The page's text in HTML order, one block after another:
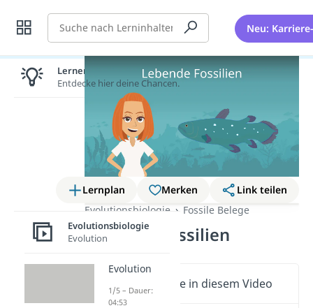
Suche Neu:
Lernplan Merken
Link teilen
Evolutionsbiologie
Fossile Belege
Lebende Fossilien
Wichtige Inhalte in diesem Video
Lernen lohnt sich!
Entdecke hier deine Chancen.
Evolutionsbiologie
Evolution
Evolution
1/5 – Dauer:
04:53